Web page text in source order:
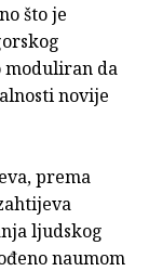
što je
moduliran da
novije
prema
ljudskog
naumom